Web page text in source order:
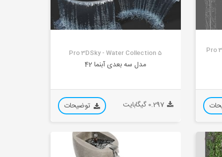
Pro
Pro 3DSky - Water Collection 5
مدل سه بعدی آبنما 42
0.297 گیگابایت توضیحات